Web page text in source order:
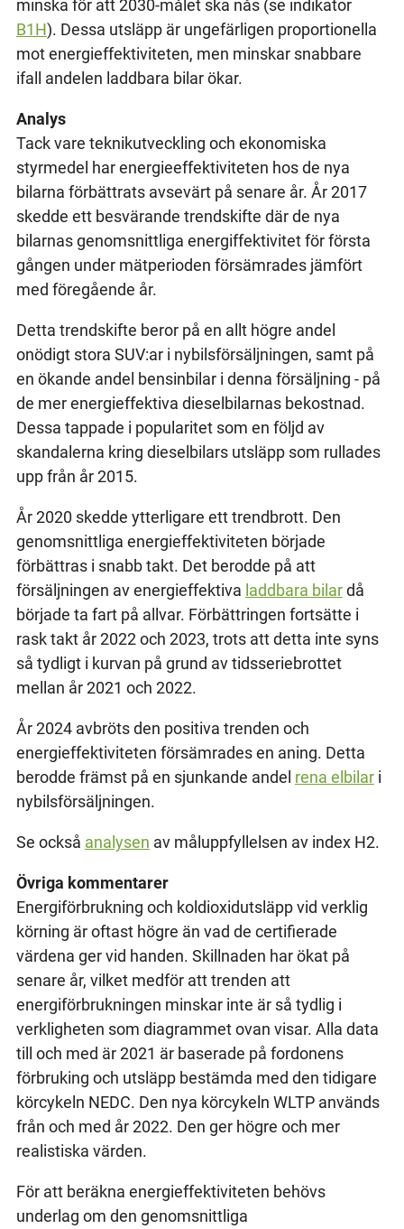
minska för att 2030-målet ska nås (se indikator
B1H). Dessa utsläpp är ungefärligen proportionella
mot energieffektiviteten, men minskar snabbare
ifall andelen laddbara bilar ökar.
Analys
Tack vare teknikutveckling och ekonomiska
styrmedel har energieeffektiviteten hos de nya
bilarna förbättrats avsevärt på senare år. År 2017
skedde ett besvärande trendskifte där de nya
bilarnas genomsnittliga energiffektivitet för första
gången under mätperioden försämrades jämfört
med föregående år.
Detta trendskifte beror på en allt högre andel
onödigt stora SUV:ar i nybilsförsäljningen, samt på
en ökande andel bensinbilar i denna försäljning - på
de mer energieffektiva dieselbilarnas bekostnad.
Dessa tappade i popularitet som en följd av
skandalerna kring dieselbilars utsläpp som rullades
upp från år 2015.
År 2020 skedde ytterligare ett trendbrott. Den
genomsnittliga energieffektiviteten började
förbättras i snabb takt. Det berodde på att
försäljningen av energieffektiva laddbara bilardå
började ta fart på allvar. Förbättringen fortsätte i
rask takt år 2022 och 2023, trots att detta inte syns
så tydligt i kurvan på grund av tidsseriebrottet
mellan år 2021 och 2022.
År 2024 avbröts den positiva trenden och
energieffektiviteten försämrades en aning. Detta
berodde främst på en sjunkande andel rena elbilari
nybilsförsäljningen.
Se också analysen av måluppfyllelsen av index H2.
Övriga kommentarer
Energiförbrukning och koldioxidutsläpp vid verklig
körning är oftast högre än vad de certifierade
värdena ger vid handen. Skillnaden har ökat på
senare år, vilket medför att trenden att
energiförbrukningen minskar inte är så tydlig i
verkligheten som diagrammet ovan visar. Alla data
till och med är 2021 är baserade på fordonens
förbruking och utsläpp bestämda med den tidigare
körcykeln NEDC. Den nya körcykeln WLTP används
från och med år 2022. Den ger högre och mer
realistiska värden.
För att beräkna energieffektiviteten behövs
underlag om den genomsnittliga